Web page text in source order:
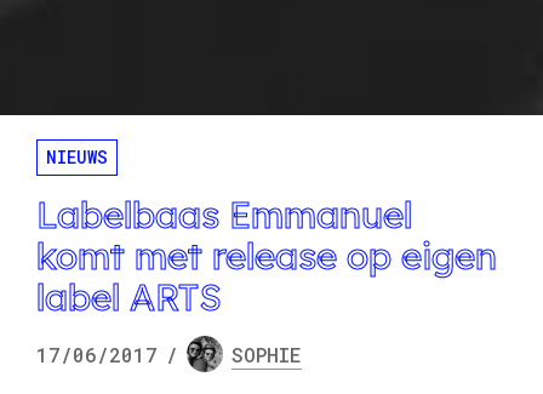
NIEUWS
Labelbaas Emmanuel
komt met release op eigen
label ARTS
17/06/2017 / SOPHIE